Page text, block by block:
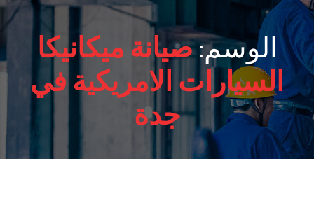
الوسم:صيانة ميكانيكا
السيارات الامريكية في
جدة